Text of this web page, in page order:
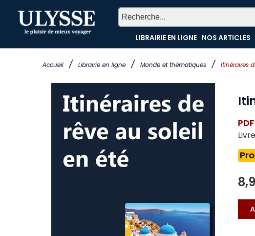
Accueil / Librairie en ligne / Monde et thématiques / Itinéraires
LIBRAIRIE EN LIGNE NOS ARTICLES